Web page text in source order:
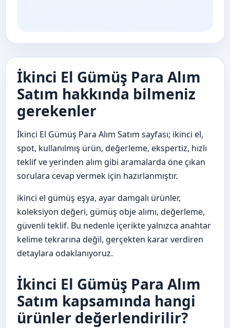
İkinci El Gümüş Para Alım
Satım hakkında bilmeniz
gerekenler
İkinci El Gümüş Para Alım Satım sayfası; ikinci el,
spot, kullanılmış ürün, değerleme, ekspertiz, hızlı
teklif ve yerinden alım gibi aramalarda öne çıkan
sorulara cevap vermek için hazırlanmıştır.
ikinci el gümüş eşya, ayar damgalı ürünler,
koleksiyon değeri, gümüş obje alımı, değerleme,
güvenli teklif. Bu nedenle içerikte yalnızca anahtar
kelime tekrarına değil, gerçekten karar verdiren
detaylara odaklanıyoruz.
İkinci El Gümüş Para Alım
Satım kapsamında hangi
ürünler değerlendirilir?